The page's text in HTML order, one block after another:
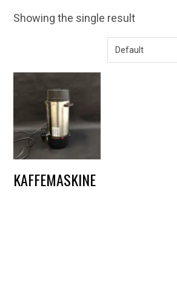
Showing the single result
KAFFEMASKINE